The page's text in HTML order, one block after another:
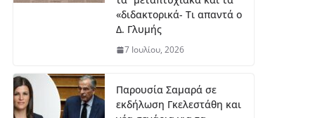
τη
ητ
ρο
«διδακτορικά- Τι απαντά ο
Δ. Γλυμής
7 Ιουλίου, 2026
Παρουσία Σαμαρά σε
εκδήλωση Γκελεστάθη και